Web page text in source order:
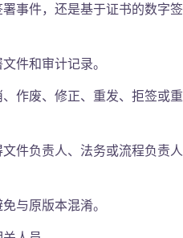
事件，还是基于证书的数字签
件和审计记录。
作废、修正、重发、拒签或重
件负责人、法务或流程负责人
与原版本混淆。